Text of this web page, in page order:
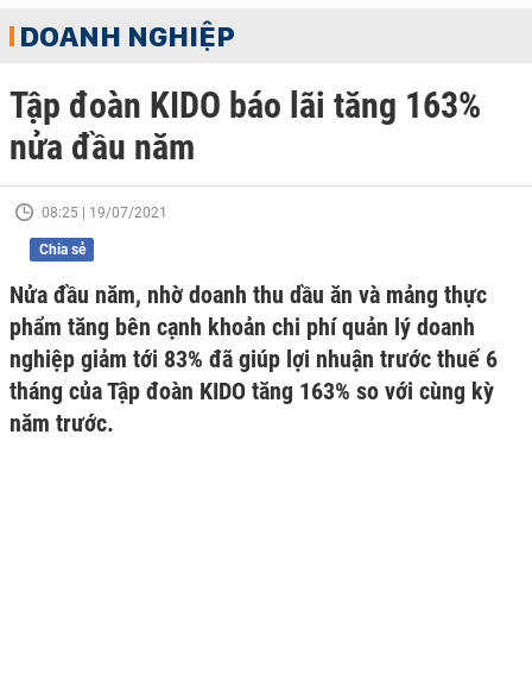
DOANH NGHIỆP
Tập đoàn KIDO báo lãi tăng 163%
nửa đầu năm
08:25 | 19/07/2021
Chia sẻ
Nửa đầu năm, nhờ doanh thu dầu ăn và mảng thực
phẩm tăng bên cạnh khoản chi phí quản lý doanh
nghiệp giảm tới 83% đã giúp lợi nhuận trước thuế 6
tháng của Tập đoàn KIDO tăng 163% so với cùng kỳ
năm trước.